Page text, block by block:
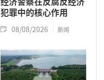
犯罪中的核心作用
08/08/2026 新闻